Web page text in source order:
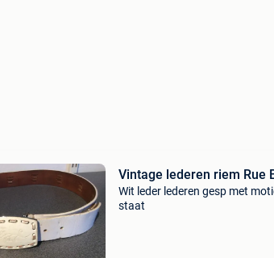
Vintage lederen riem Rue
Wit leder lederen gesp met
staat